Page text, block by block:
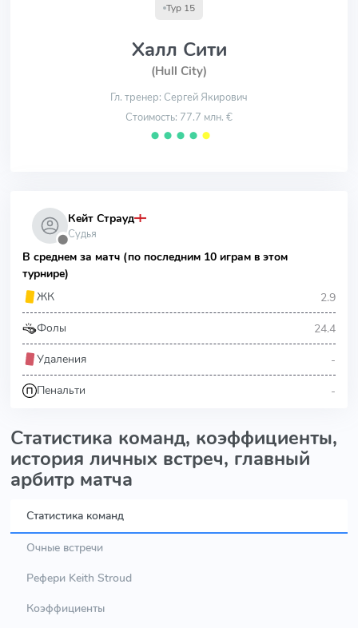
Тур 15
Халл Сити
(Hull City)
Гл. тренер: Сергей Якирович
Стоимость: 77.7 млн. €
⬤ ⬤ ⬤ ⬤ ⬤
⬤
Кейт Страуд
Судья
В среднем за матч (по последним 10 играм в этом
турнире)
ЖК
2.9
Фолы 24.4
Удаления -
Пенальти -
Статистика команд, коэффициенты,
история личных встреч, главный
арбитр матча
Статистика команд
Очные встречи
Рефери Keith Stroud
Коэффициенты